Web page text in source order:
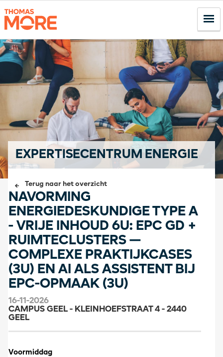
EXPERTISECENTRUM ENERGIE
Terug naar het overzicht
NAVORMING
ENERGIEDESKUNDIGE TYPE A
- VRIJE INHOUD 6U: EPC GD +
RUIMTECLUSTERS —
COMPLEXE PRAKTIJKCASES
(3U) EN AI ALS ASSISTENT BIJ
EPC-OPMAAK (3U)
16-11-2026
CAMPUS GEEL - KLEINHOEFSTRAAT 4 - 2440
GEEL
Voormiddag